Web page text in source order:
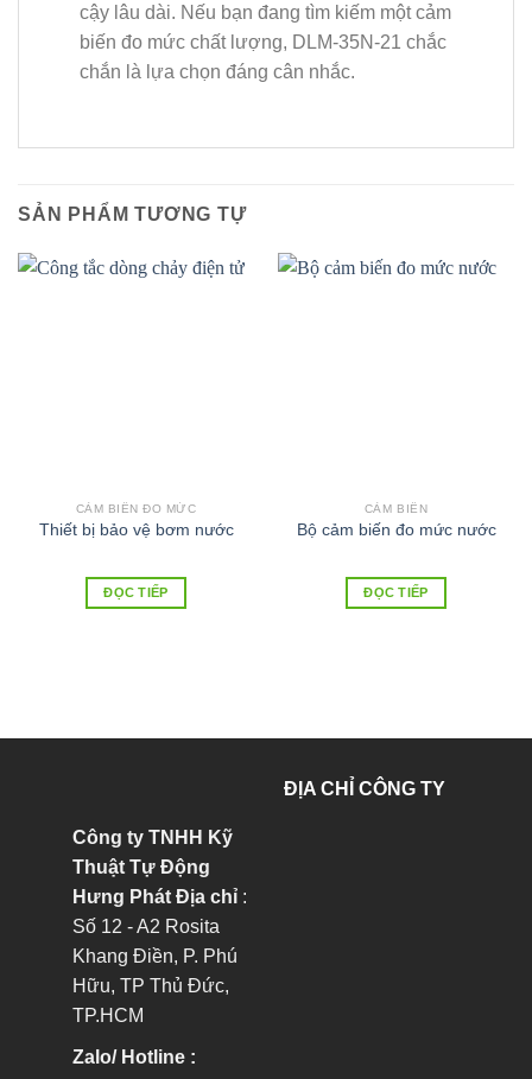
cậy lâu dài. Nếu bạn đang tìm kiếm một cảm
biến đo mức chất lượng, DLM-35N-21 chắc
chắn là lựa chọn đáng cân nhắc.
SẢN PHẨM TƯƠNG TỰ
CẢM BIẾN ĐO MỨC
Thiết bị bảo vệ bơm nước
ĐỌC TIẾP
CẢM BIẾN
Bộ cảm biến đo mức nước
ĐỌC TIẾP
Công ty TNHH Kỹ
Thuật Tự Động
Hưng Phát Địa chỉ :
Số 12 - A2 Rosita
Khang Điền, P. Phú
Hữu, TP Thủ Đức,
TP.HCM
Zalo/ Hotline :
ĐỊA CHỈ CÔNG TY